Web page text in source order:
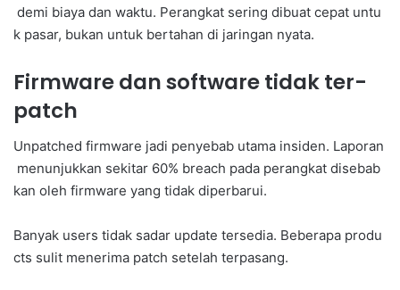
demi biaya dan waktu. Perangkat sering dibuat cepat untu
k pasar, bukan untuk bertahan di jaringan nyata.
Firmware dan software tidak ter-
patch
Unpatched firmware jadi penyebab utama insiden. Laporan
menunjukkan sekitar 60% breach pada perangkat disebab
kan oleh firmware yang tidak diperbarui.
Banyak users tidak sadar update tersedia. Beberapa produ
cts sulit menerima patch setelah terpasang.